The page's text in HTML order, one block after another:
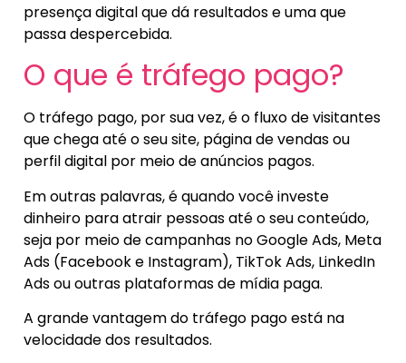
presença digital que dá resultados e uma que
passa despercebida.
O que é tráfego pago?
O tráfego pago, por sua vez, é o fluxo de visitantes
que chega até o seu site, página de vendas ou
perfil digital por meio de anúncios pagos.
Em outras palavras, é quando você investe
dinheiro para atrair pessoas até o seu conteúdo,
seja por meio de campanhas no Google Ads, Meta
Ads (Facebook e Instagram), TikTok Ads, LinkedIn
Ads ou outras plataformas de mídia paga.
A grande vantagem do tráfego pago está na
velocidade dos resultados.